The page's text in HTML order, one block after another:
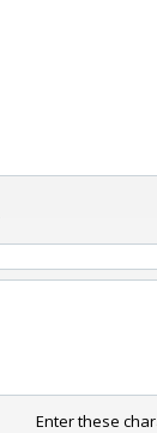
Enter these